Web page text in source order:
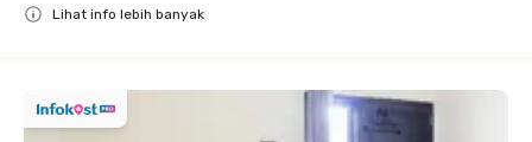
Lihat info lebih banyak